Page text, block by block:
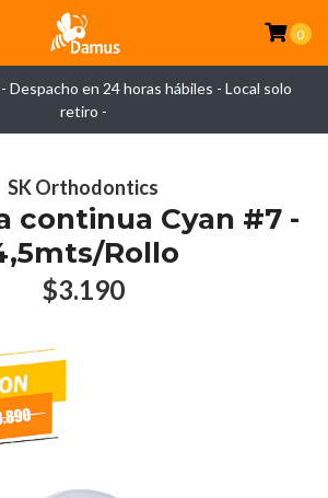
Despacho en 24 horas hábiles - Local solo
retiro -
0
SK Orthodontics
continua Cyan #7 -
Rollo
$3.190